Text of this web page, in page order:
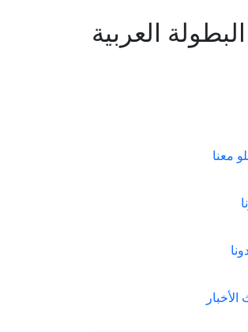
العربية
معنا